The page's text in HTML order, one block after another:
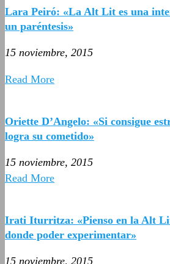
Lara Peiró: «La Alt Lit es una
un paréntesis»
15 noviembre, 2015
Read More
Oriette D’Angelo: «Si consigue
logra su cometido»
15 noviembre, 2015
Read More
Irati Iturritza: «Pienso en la Alt
donde poder experimentar»
15 noviembre, 2015